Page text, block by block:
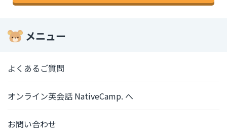
メニュー
よくあるご質問
オンライン英会話 NativeCamp. へ
お問い合わせ